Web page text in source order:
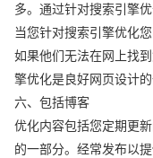
多。通过针对搜索引擎
当您针对搜索引擎优化
如果他们无法在网上找
擎优化是良好网页设计的
六、包括博客
优化内容包括您定期更
的一部分。经常发布以